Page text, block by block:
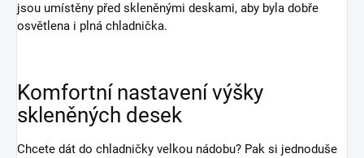
jsou umístěny před skleněnými deskami, aby byla dobře
osvětlena i plná chladnička.
Komfortní nastavení výšky
skleněných desek
Chcete dát do chladničky velkou nádobu? Pak si jednoduše